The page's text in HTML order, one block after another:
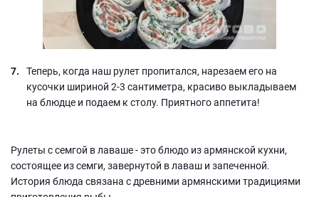
Теперь, когда наш рулет пропитался, нарезаем его на
кусочки шириной 2-3 сантиметра, красиво выкладываем
на блюдце и подаем к столу. Приятного аппетита!
Рулеты с семгой в лаваше - это блюдо из армянской кухни,
состоящее из семги, завернутой в лаваш и запеченной.
История блюда связана с древними армянскими традициями